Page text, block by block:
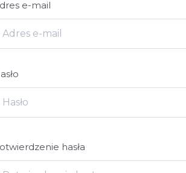
e-mail
hasła